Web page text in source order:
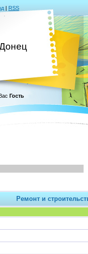
| RSS
Гость
Ремонт и